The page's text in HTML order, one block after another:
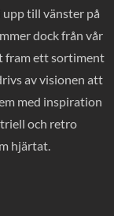
till vänster på
dock från vår
fram ett sortiment
av visionen att
med inspiration
och retro
hjärtat.